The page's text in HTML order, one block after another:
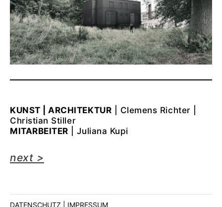
KUNST | ARCHITEKTUR | Clemens Richter |
Christian Stiller
MITARBEITER | Juliana Kupi
next >
DATENSCHUTZ | IMPRESSUM